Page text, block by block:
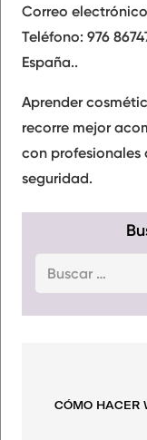
Correo
Teléfono: 976
España..
Aprender
recorre mejor
con profesionales
seguridad.
Buscar:
CÓMO HACER